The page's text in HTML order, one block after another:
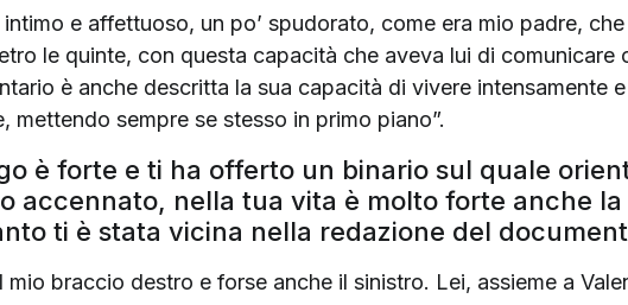
e affettuoso, un po’ spudorato, come era mio padre,
le quinte, con questa capacità che aveva lui di
è anche descritta la sua capacità di vivere intensamente
mettendo sempre se stesso in primo piano”.
è forte e ti ha offerto un binario sul quale
accennato, nella tua vita è molto forte anche
ti è stata vicina nella redazione del
mio braccio destro e forse anche il sinistro. Lei, assieme a